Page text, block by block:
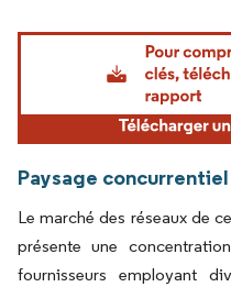
Image © Mordor Intelligence. La
Paysage concurrentiel
Le marché des réseaux de
présente une
fournisseurs employant